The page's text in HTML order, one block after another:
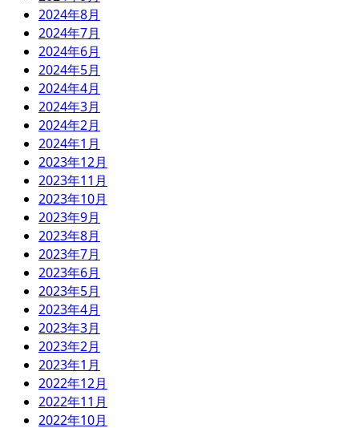
2024年8月
2024年7月
2024年6月
2024年5月
2024年4月
2024年3月
2024年2月
2024年1月
2023年12月
2023年11月
2023年10月
2023年9月
2023年8月
2023年7月
2023年6月
2023年5月
2023年4月
2023年3月
2023年2月
2023年1月
2022年12月
2022年11月
2022年10月